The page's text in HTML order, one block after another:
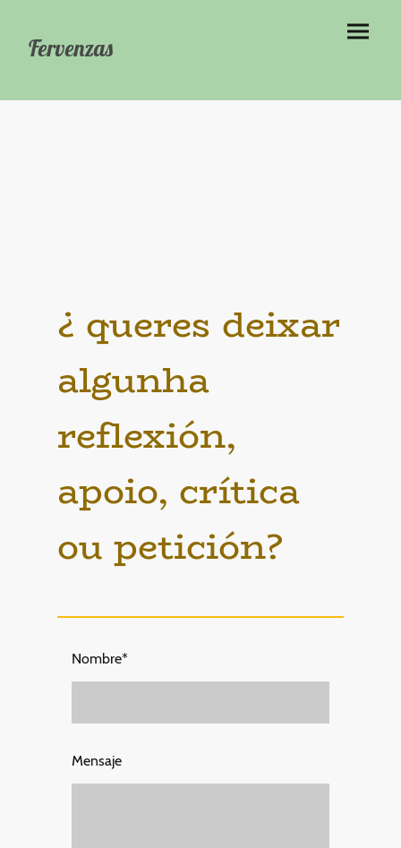
Fervenzas
¿ queres deixar
algunha
reflexión,
apoio, crítica
ou petición?
Nombre*
Mensaje